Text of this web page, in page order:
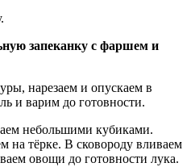
запеканку с фаршем и
нарезаем и опускаем в
и варим до готовности.
небольшими кубиками.
тёрке. В сковороду вливаем
овощи до готовности лука.